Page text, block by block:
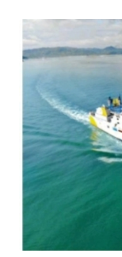
LABUAN
OPINI
Informasi
INDEKS
BERITA
KAMI